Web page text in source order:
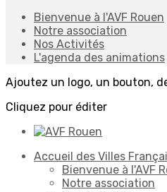
Bienvenue à l'AVF Rouen
Notre association
Nos Activités
L'agenda des animations
Ajoutez un logo, un bouton,
Cliquez pour éditer
Accueil des Villes
Bienvenue à l'AVF
Notre association